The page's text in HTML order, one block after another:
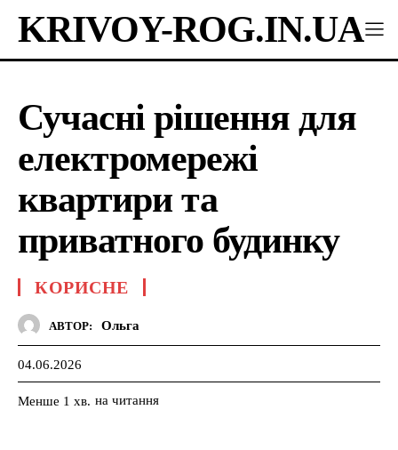
KRIVOY-ROG.IN.UA
Сучасні рішення для
електромережі
квартири та
приватного будинку
КОРИСНЕ
АВТОР: Ольга
04.06.2026
Менше 1 хв. на читання